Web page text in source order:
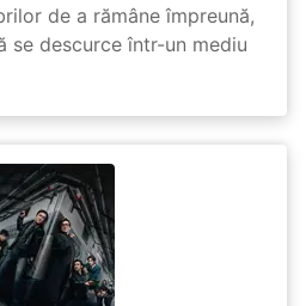
de a rămâne împreună,
se descurce într-un mediu